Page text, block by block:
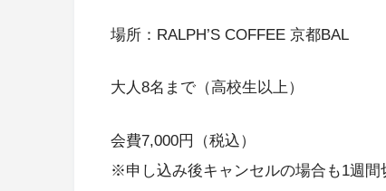
場所：RALPH’S COFFEE 京都BAL
大人8名まで（高校生以上）
会費7,000円（税込）
※申し込み後キャンセルの場合も1週間